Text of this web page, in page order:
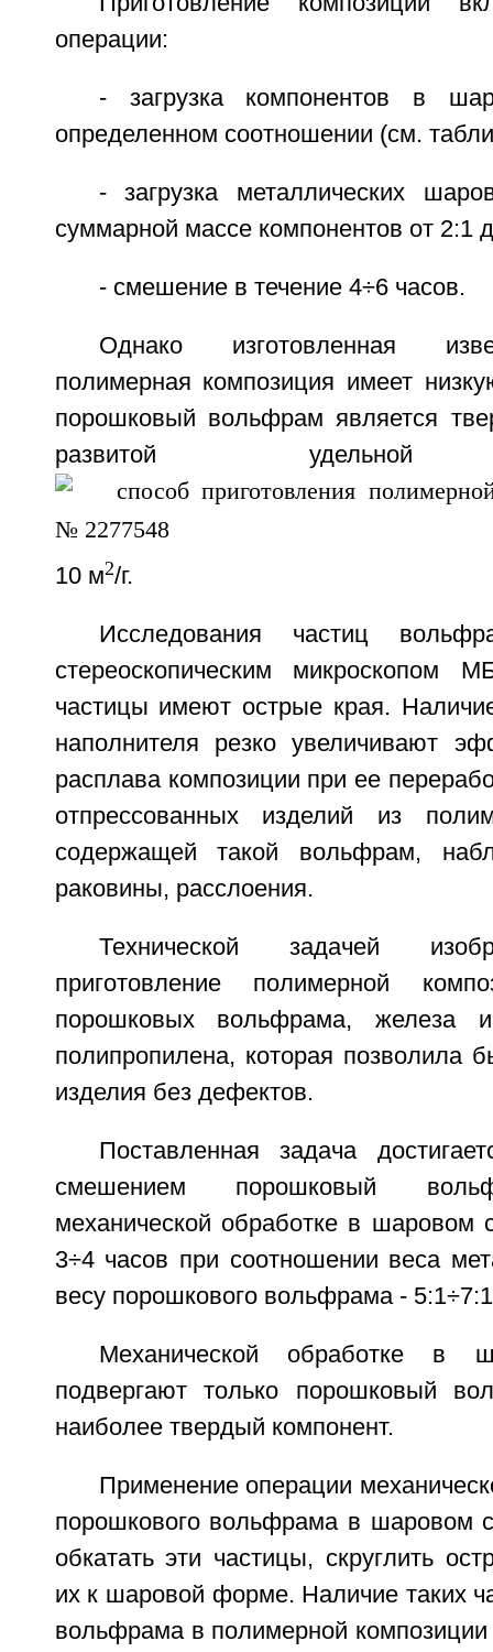
операции:
- загрузка компонентов в
определенном соотношении (см.
- загрузка металлических
суммарной массе компонентов от 2:1
- смешение в течение 4÷6 часов.
Однако изготовленная
полимерная композиция имеет
порошковый вольфрам является
развитой удельной
10 м2/г.
Исследования частиц
стереоскопическим микроскопом
частицы имеют острые края.
наполнителя резко увеличивают
расплава композиции при ее
отпрессованных изделий из
содержащей такой вольфрам,
раковины, расслоения.
Технической задачей
приготовление полимерной
порошковых вольфрама, железа и
полипропилена, которая позволила
изделия без дефектов.
Поставленная задача
смешением порошковый
механической обработке в шаровом
3÷4 часов при соотношении веса
весу порошкового вольфрама -
Механической обработке в
подвергают только порошковый
наиболее твердый компонент.
Применение операции
порошкового вольфрама в шаровом
обкатать эти частицы, скруглить
их к шаровой форме. Наличие таких
вольфрама в полимерной композиции